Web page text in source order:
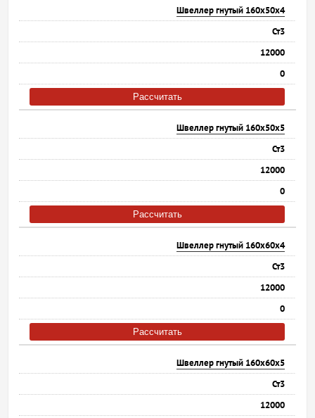
Швеллер гнутый 160х50х4
Ст3
12000
0
Рассчитать
Швеллер гнутый 160х50х5
Ст3
12000
0
Рассчитать
Швеллер гнутый 160х60х4
Ст3
12000
0
Рассчитать
Швеллер гнутый 160х60х5
Ст3
12000